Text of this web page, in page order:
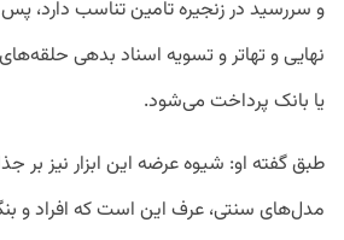
و سررسید در زنجیره تامین تناسب دارد،
نهایی و تهاتر و تسویه اسناد بدهی
یا بانک پرداخت می‌شود.
طبق گفته او: شیوه عرضه این ابزار نیز بر
مدل‌های سنتی، عرف این است که افراد و